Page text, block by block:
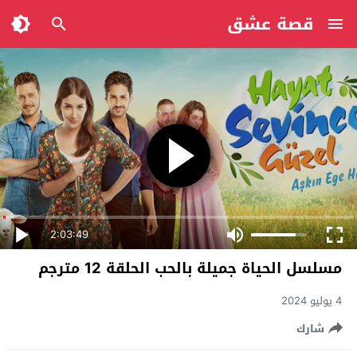
قصة عشق
2:03:49
مسلسل الحياة جميلة بالحب الحلقة 12 مترجم
4 يوليو 2024
شارك